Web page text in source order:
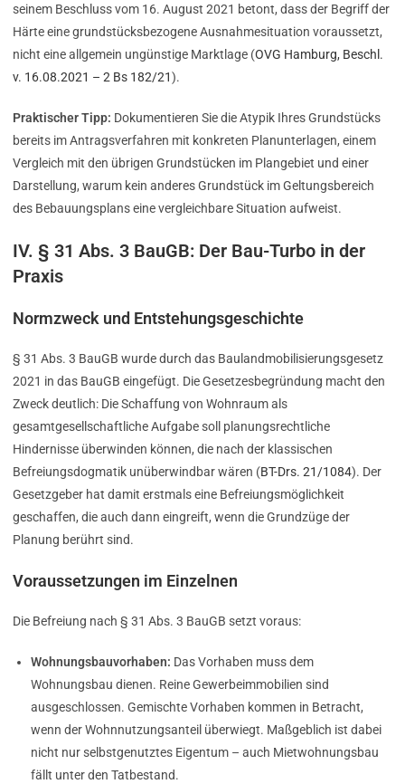
seinem Beschluss vom 16. August 2021 betont, dass der Begriff der
Härte eine grundstücksbezogene Ausnahmesituation voraussetzt,
nicht eine allgemein ungünstige Marktlage (OVG Hamburg, Beschl.
v. 16.08.2021 – 2 Bs 182/21).
Praktischer Tipp: Dokumentieren Sie die Atypik Ihres Grundstücks
bereits im Antragsverfahren mit konkreten Planunterlagen, einem
Vergleich mit den übrigen Grundstücken im Plangebiet und einer
Darstellung, warum kein anderes Grundstück im Geltungsbereich
des Bebauungsplans eine vergleichbare Situation aufweist.
IV. § 31 Abs. 3 BauGB: Der Bau-Turbo in der
Praxis
Normzweck und Entstehungsgeschichte
§ 31 Abs. 3 BauGB wurde durch das Baulandmobilisierungsgesetz
2021 in das BauGB eingefügt. Die Gesetzesbegründung macht den
Zweck deutlich: Die Schaffung von Wohnraum als
gesamtgesellschaftliche Aufgabe soll planungsrechtliche
Hindernisse überwinden können, die nach der klassischen
Befreiungsdogmatik unüberwindbar wären (BT-Drs. 21/1084). Der
Gesetzgeber hat damit erstmals eine Befreiungsmöglichkeit
geschaffen, die auch dann eingreift, wenn die Grundzüge der
Planung berührt sind.
Voraussetzungen im Einzelnen
Die Befreiung nach § 31 Abs. 3 BauGB setzt voraus:
Wohnungsbauvorhaben: Das Vorhaben muss dem
Wohnungsbau dienen. Reine Gewerbeimmobilien sind
ausgeschlossen. Gemischte Vorhaben kommen in Betracht,
wenn der Wohnnutzungsanteil überwiegt. Maßgeblich ist dabei
nicht nur selbstgenutztes Eigentum – auch Mietwohnungsbau
fällt unter den Tatbestand.